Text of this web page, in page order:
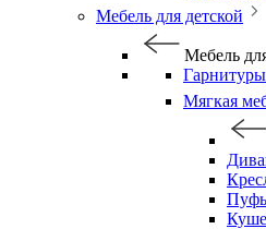
Мебель для детской
Мебель
Гарнитуры
Мягкая
Пуфы